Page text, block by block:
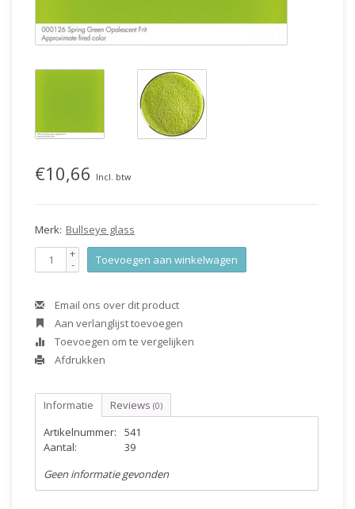
€10,66 Incl. btw
Merk: Bullseye glass
+
- Toevoegen aan winkelwagen
Email ons over dit product
Aan verlanglijst toevoegen
Toevoegen om te vergelijken
Afdrukken
Informatie Reviews (0)
Artikelnummer:
541
Aantal:
39
Geen informatie gevonden